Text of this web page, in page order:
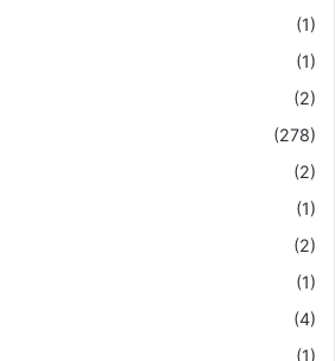
(1)
(1)
(2)
(278)
(2)
(1)
(2)
(1)
(4)
(1)